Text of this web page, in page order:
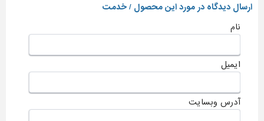
ارسال دیدگاه در مورد این محصول / خدمت
نام
ایمیل
آدرس وبسایت